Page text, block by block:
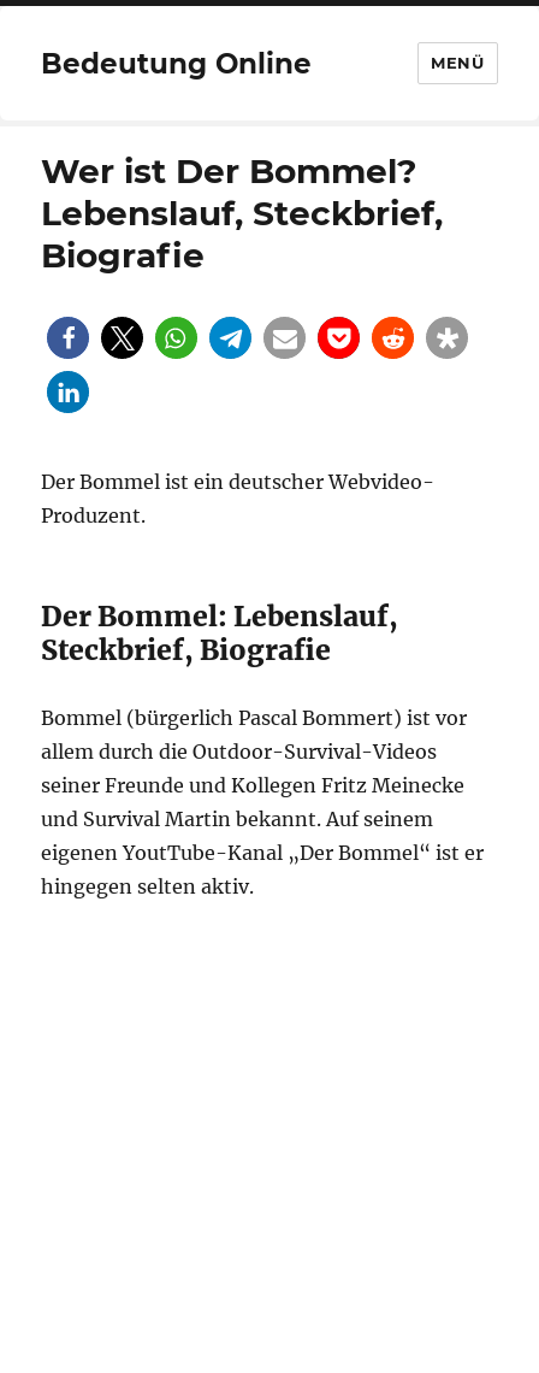
Bedeutung Online MENÜ
Wer ist Der Bommel?
Lebenslauf, Steckbrief,
Biografie
Der Bommel ist ein deutscher Webvideo-
Produzent.
Der Bommel: Lebenslauf,
Steckbrief, Biografie
Bommel (bürgerlich Pascal Bommert) ist vor
allem durch die Outdoor-Survival-Videos
seiner Freunde und Kollegen Fritz Meinecke
und Survival Martin bekannt. Auf seinem
eigenen YoutTube-Kanal „Der Bommel“ ist er
hingegen selten aktiv.